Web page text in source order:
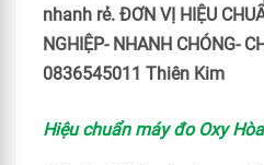
nhanh rẻ. ĐƠN VỊ HIỆU
NGHIỆP- NHANH CHÓNG-
0836545011 Thiên Kim
Hiệu chuẩn máy đo Oxy